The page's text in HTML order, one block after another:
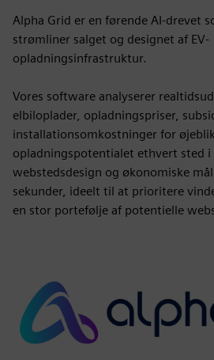
Alpha Grid er en førende AI-drevet
strømliner salget og designet af EV-
opladningsinfrastruktur.
Vores software analyserer
elbiloplader, opladningspriser,
installationsomkostninger for
opladningspotentialet ethvert sted i
webstedsdesign og økonomiske
sekunder, ideelt til at prioritere
en stor portefølje af potentielle